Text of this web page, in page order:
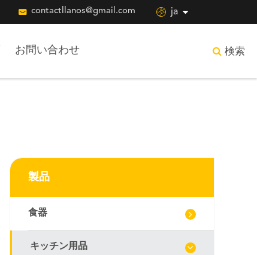
 contactllanos@gmail.com  ja
お問い合わせ 検索
製品
食器
キッチン用品